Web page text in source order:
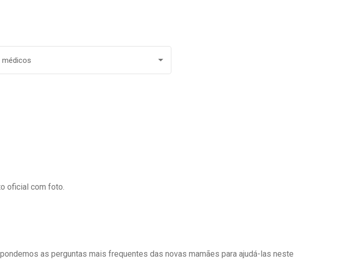
oficial com foto.
as perguntas mais frequentes das novas mamães para ajudá-las neste